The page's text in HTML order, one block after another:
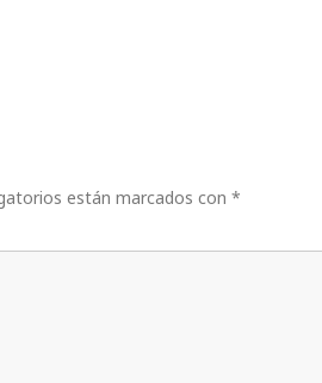
están marcados con *